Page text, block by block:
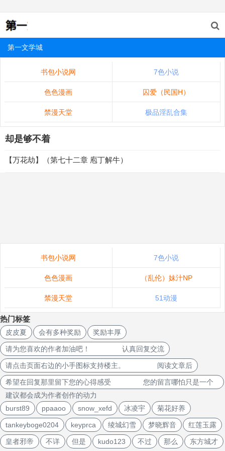
第一文学城
书包小说网 7色小说
色色漫画 囚爱（民国H）
禁漫天堂 极品淫乱合集
却是够不着
【万花劫】（第七十二章 庖丁解牛）
书包小说网 7色小说
色色漫画 （乱伦）妹汁NP
禁漫天堂 51动漫
热门标签
皮皮夏 会有多种奖励 奖励丰厚
请为您喜欢的作者加油吧！ 认真回复交流
请点击页面右边的小手图标支持楼主。 阅读文章后
希望在回复那里留下您的心得感受 您的留言哪怕只是一个
建议都会成为作者创作的动力
burst89
ppaaoo snow_xefd 冰凌宇 菊花好养
tankeyboge0204 keyprca 绫城幻雪 梦晓辉音 红莲玉露
皇者邪帝 不详 但是 kudo123 不过 那么 东方城才